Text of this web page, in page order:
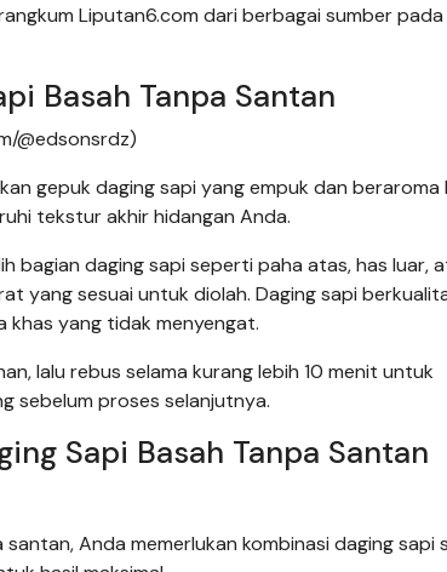
Liputan6.com dari berbagai sumber pada
Basah Tanpa Santan
@edsonsrdz)
gepuk daging sapi yang empuk dan beraroma
tekstur akhir hidangan Anda.
bagian daging sapi seperti paha atas, has luar,
yang sesuai untuk diolah. Daging sapi
khas yang tidak menyengat.
lalu rebus selama kurang lebih 10 menit untuk
sebelum proses selanjutnya.
Sapi Basah Tanpa Santan
Anda memerlukan kombinasi daging sapi